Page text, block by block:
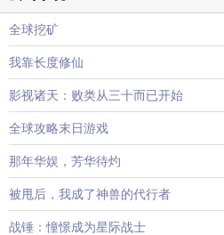
全球挖矿
我靠长度修仙
影视诸天：败类从三十而已开始
全球攻略末日游戏
那年华娱，芳华待灼
被甩后，我成了神兽的代行者
战锤：憧憬成为星际战士